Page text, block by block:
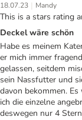
18.07.23 | Mandy
This is a stars rating
Deckel wäre schön
Habe es meinem
er mich immer
gelassen, seitdem
sein Nassfutter und
davon bekommen.
ich die einzelne
deswegen nur 4